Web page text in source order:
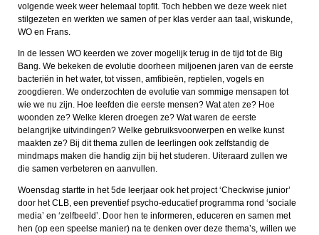
volgende week weer helemaal topfit. Toch hebben we deze week niet
stilgezeten en werkten we samen of per klas verder aan taal, wiskunde,
WO en Frans.
In de lessen WO keerden we zover mogelijk terug in de tijd tot de Big
Bang. We bekeken de evolutie doorheen miljoenen jaren van de eerste
bacteriën in het water, tot vissen, amfibieën, reptielen, vogels en
zoogdieren. We onderzochten de evolutie van sommige mensapen tot
wie we nu zijn. Hoe leefden die eerste mensen? Wat aten ze? Hoe
woonden ze? Welke kleren droegen ze? Wat waren de eerste
belangrijke uitvindingen? Welke gebruiksvoorwerpen en welke kunst
maakten ze? Bij dit thema zullen de leerlingen ook zelfstandig de
mindmaps maken die handig zijn bij het studeren. Uiteraard zullen we
die samen verbeteren en aanvullen.
Woensdag startte in het 5de leerjaar ook het project ‘Checkwise junior’
door het CLB, een preventief psycho-educatief programma rond ‘sociale
media’ en ‘zelfbeeld’. Door hen te informeren, educeren en samen met
hen (op een speelse manier) na te denken over deze thema’s, willen we